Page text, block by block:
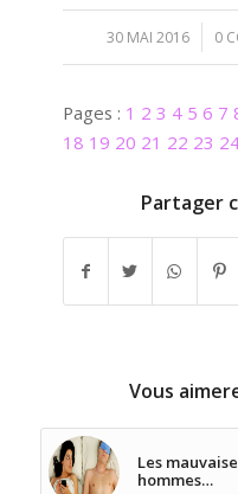
30 MAI 2016
/ 0
Pages : 1 2 3 4 5 6 7
18 19 20 21 22 23
Partager
Vous
Les
hommes…